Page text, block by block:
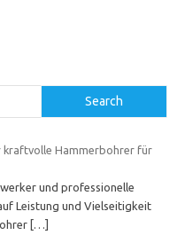
Search
kraftvolle Hammerbohrer für
und professionelle
Leistung und Vielseitigkeit
[…]